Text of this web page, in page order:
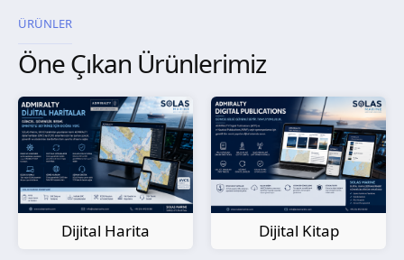
ÜRÜNLER
Öne Çıkan Ürünlerimiz
Dijital Kitap
Kağıt Harita